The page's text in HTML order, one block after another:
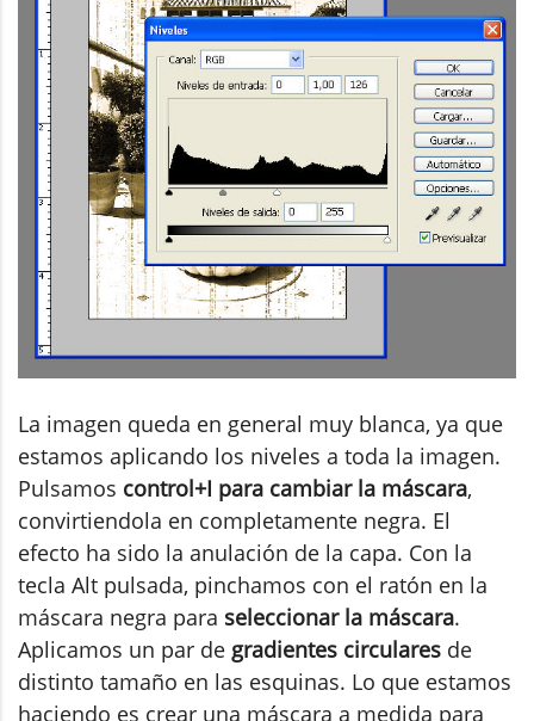
La imagen queda en general muy blanca, ya que
estamos aplicando los niveles a toda la imagen.
Pulsamos control+I para cambiar la máscara,
convirtiendola en completamente negra. El
efecto ha sido la anulación de la capa. Con la
tecla Alt pulsada, pinchamos con el ratón en la
máscara negra para seleccionar la máscara.
Aplicamos un par de gradientes circulares de
distinto tamaño en las esquinas. Lo que estamos
haciendo es crear una máscara a medida para